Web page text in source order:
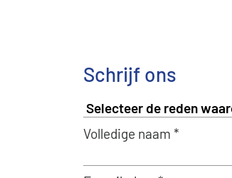
Schrijf ons
Volledige naam *